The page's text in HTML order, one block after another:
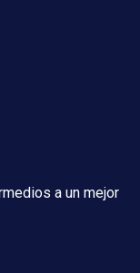
a un mejor